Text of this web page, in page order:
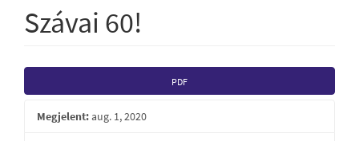
Szávai 60!
Article
Sidebar
PDF
Megjelent:aug. 1, 2020